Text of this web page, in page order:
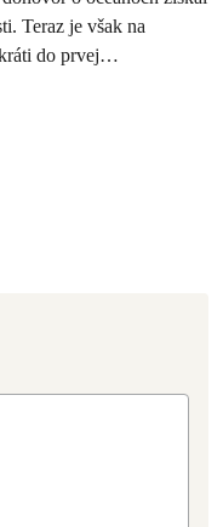
Teraz je však na
kráti do prvej…